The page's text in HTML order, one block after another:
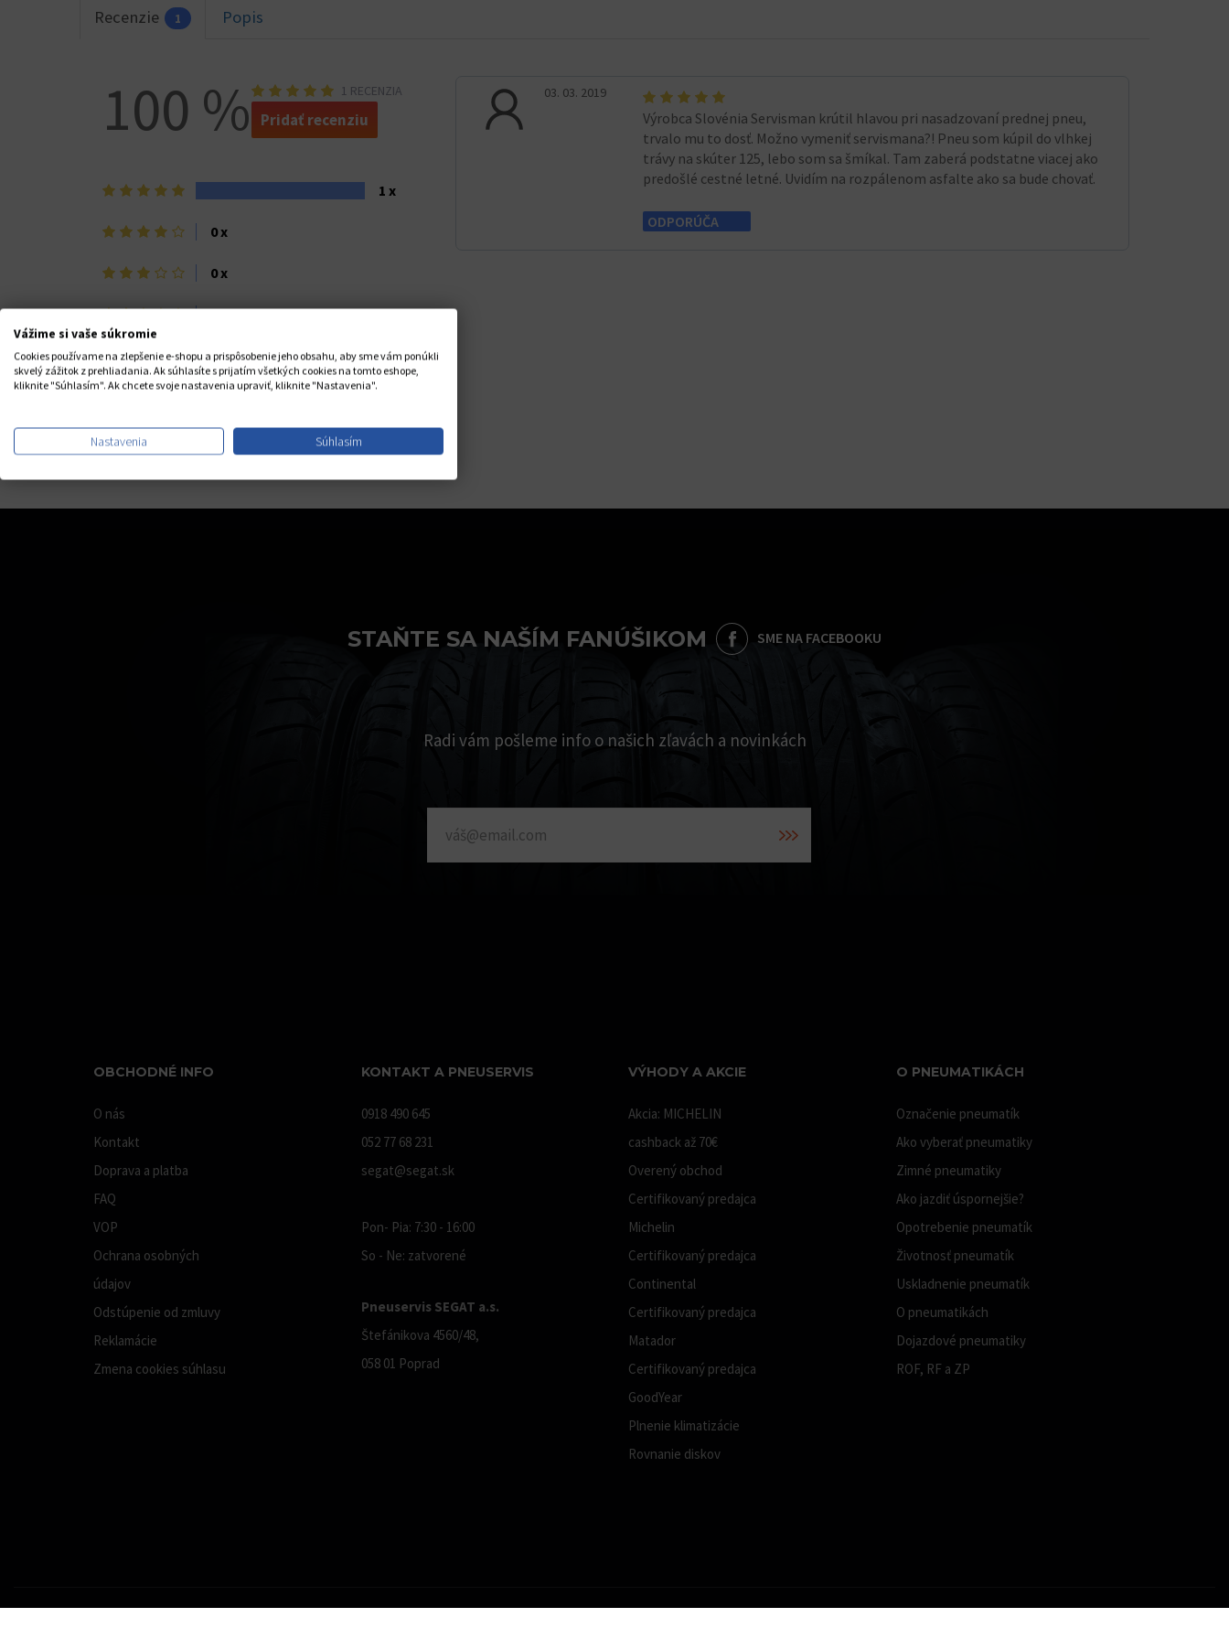
Recenzie 1 Popis
100 % 1 RECENZIA
Pridať recenziu
5
1 x
4
0 x
3
0 x
2
hviezdičky
0 x
1
hviezdička>
0 x
03. 03. 2019
Výrobca Slovénia Servisman krútil hlavou pri nasadzovaní prednej pneu,
trvalo mu to dosť. Možno vymeniť servismana?! Pneu som kúpil do vlhkej
trávy na skúter 125, lebo som sa šmíkal. Tam zaberá podstatne viacej ako
predošlé cestné letné. Uvidím na rozpálenom asfalte ako sa bude chovať.
ODPORÚČA
STAŇTE SA NAŠÍM FANÚŠIKOM SME NA FACEBOOKU
Radi vám pošleme info o našich zľavách a novinkách
OBCHODNÉ INFO
O nás
Kontakt
Doprava a platba
FAQ
VOP
Ochrana osobných
údajov
Odstúpenie od zmluvy
Reklamácie
Zmena cookies súhlasu
KONTAKT A PNEUSERVIS
0918 490 645
052 77 68 231
segat@segat.sk
Pon- Pia: 7:30 - 16:00
So - Ne: zatvorené
Pneuservis SEGAT a.s.
Štefánikova 4560/48,
058 01 Poprad
VÝHODY A AKCIE
Akcia: MICHELIN
cashback až 70€
Overený obchod
Certifikovaný predajca
Michelin
Certifikovaný predajca
Continental
Certifikovaný predajca
Matador
Certifikovaný predajca
GoodYear
Plnenie klimatizácie
Rovnanie diskov
O PNEUMATIKÁCH
Označenie pneumatík
Ako vyberať pneumatiky
Zimné pneumatiky
Ako jazdiť úspornejšie?
Opotrebenie pneumatík
Životnosť pneumatík
Uskladnenie pneumatík
O pneumatikách
Dojazdové pneumatiky
ROF, RF a ZP
Vážime si vaše súkromie
Cookies používame na zlepšenie e-shopu a prispôsobenie jeho obsahu, aby sme vám ponúkli
skvelý zážitok z prehliadania. Ak súhlasíte s prijatím všetkých cookies na tomto eshope,
kliknite "Súhlasím". Ak chcete svoje nastavenia upraviť, kliknite "Nastavenia".
Nastavenia Súhlasím